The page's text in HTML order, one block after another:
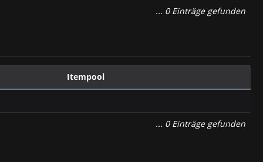
... 0 Einträge gefunden
Itempool
... 0 Einträge gefunden